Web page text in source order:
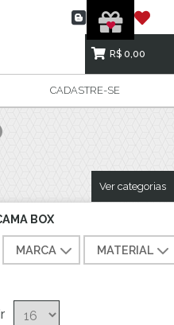
R$ 0,00
CADASTRE-SE
Ver categorias
BOX
MARCA MATERIAL